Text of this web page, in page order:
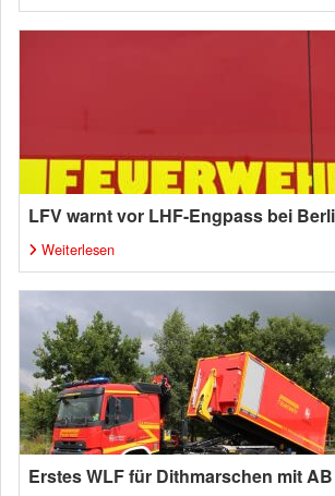
LFV warnt vor LHF-Engpass bei
Weiterlesen
Erstes WLF für Dithmarschen mit